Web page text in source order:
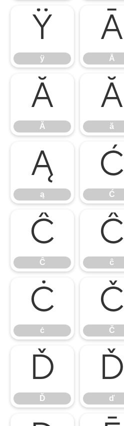
ÿ
ÿ
Ā
Ā
Ă
Ă
ă
ă
ą
ą
Ć
Ć
Ĉ
Ĉ
ĉ
ĉ
ċ
ċ
Č
Č
Ď
Ď
ď
ď